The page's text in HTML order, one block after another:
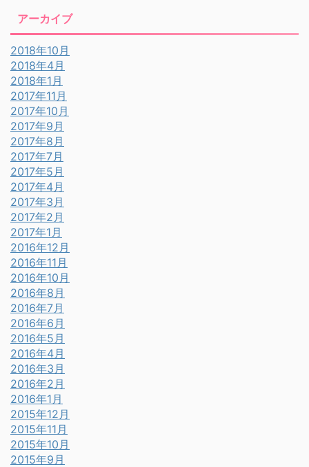
アーカイブ
2018年10月
2018年4月
2018年1月
2017年11月
2017年10月
2017年9月
2017年8月
2017年7月
2017年5月
2017年4月
2017年3月
2017年2月
2017年1月
2016年12月
2016年11月
2016年10月
2016年8月
2016年7月
2016年6月
2016年5月
2016年4月
2016年3月
2016年2月
2016年1月
2015年12月
2015年11月
2015年10月
2015年9月